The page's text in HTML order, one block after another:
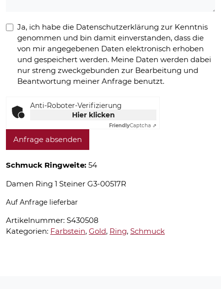
Ja, ich habe die Datenschutzerklärung zur Kenntnis
genommen und bin damit einverstanden, dass die
von mir angegebenen Daten elektronisch erhoben
und gespeichert werden. Meine Daten werden dabei
nur streng zweckgebunden zur Bearbeitung und
Beantwortung meiner Anfrage benutzt.
Anti-Roboter-Verifizierung
Hier klicken
FriendlyCaptcha ⇗
Anfrage absenden
Schmuck Ringweite: 54
Damen Ring 1 Steiner G3-00517R
Auf Anfrage lieferbar
Artikelnummer: S430508
Kategorien: Farbstein, Gold, Ring, Schmuck